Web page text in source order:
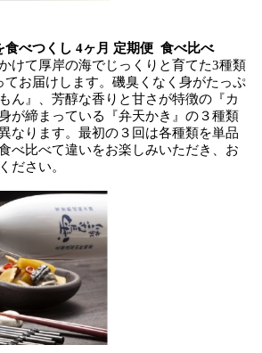
食べつくし 4ヶ月 定期便 食べ比べ
けて厚岸の海でじっくりと育てた3種類
てお届けします。磯臭くなく身がたっぷ
ん』、芳醇な香りと甘さが特徴の『カ
が締まっている『弁天かき』の３種類
なります。最初の３回は各種類を単品
べ比べて違いをお楽しみいただき、お
ださい。